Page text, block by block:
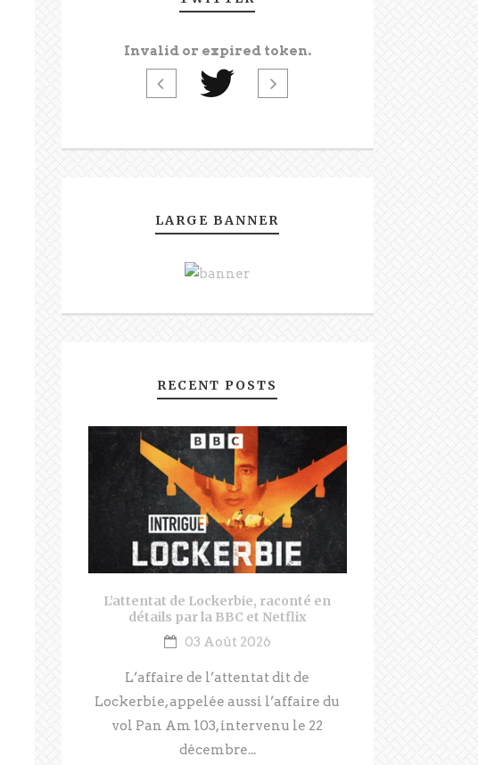
Invalid or expired token.
LARGE BANNER
RECENT POSTS
L’attentat de Lockerbie, raconté en
détails par la BBC et Netflix
03 Août 2026
L’affaire de l’attentat dit de
Lockerbie, appelée aussi l’affaire du
vol Pan Am 103, intervenu le 22
décembre...